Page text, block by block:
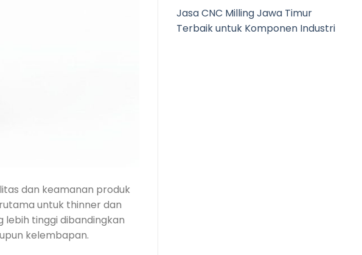
dan keamanan produk
untuk thinner dan
lebih tinggi dibandingkan
kelembapan.
Jasa CNC Milling Jawa Timur
Terbaik untuk Komponen Industri